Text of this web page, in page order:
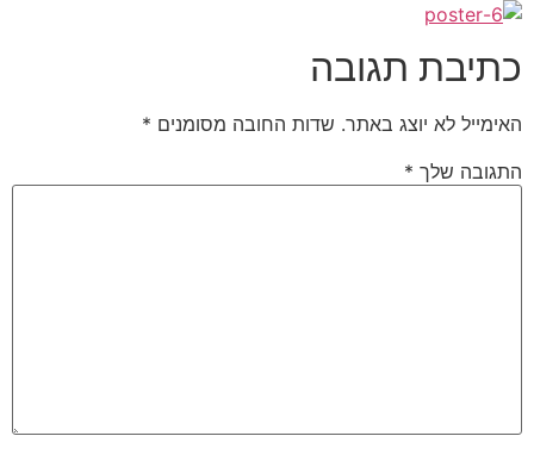
כתיבת תגובה
האימייל לא יוצג באתר. שדות החובה מסומנים *
התגובה שלך *